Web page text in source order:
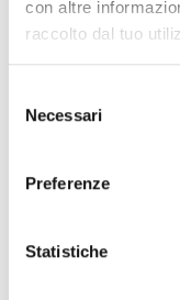
con altre
raccolto dal tuo
delNecessari
Preferenze
Statistiche
intempéries,
mesmo em